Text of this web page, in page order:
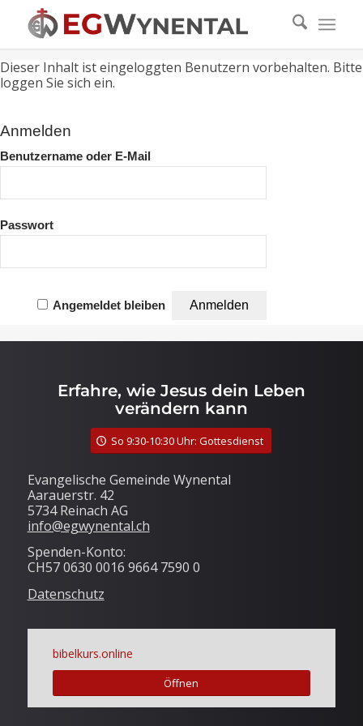
Dieser Inhalt ist eingeloggten Benutzern vorbehalten. Bitte
loggen Sie sich ein.
Anmelden
Benutzername oder E-Mail
Passwort
Angemeldet bleiben
Erfahre, wie Jesus dein Leben
verändern kann
So 9:30-10:30 Uhr: Gottesdienst
Evangelische Gemeinde Wynental
Aarauerstr. 42
5734 Reinach AG
info@egwynental.ch
Spenden-Konto:
CH57 0630 0016 9664 7590 0
Datenschutz
bibelkurs.online
Öffnen